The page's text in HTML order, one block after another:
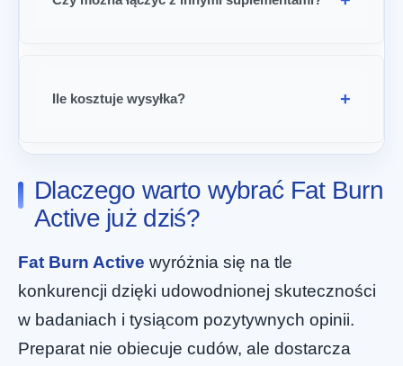
Ile kosztuje wysyłka?
Dlaczego warto wybrać Fat Burn
Active już dziś?
Fat Burn Active wyróżnia się na tle
konkurencji dzięki udowodnionej skuteczności
w badaniach i tysiącom pozytywnych opinii.
Preparat nie obiecuje cudów, ale dostarcza